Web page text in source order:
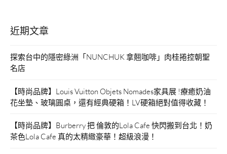
近期文章
探索台中的隱密綠洲「NUNCHUK 拿翹咖啡」肉桂捲控朝聖
名店
【時尚品牌】Louis Vuitton Objets Nomades家具展 !療癒奶油
花坐墊、玻璃圓桌，還有經典硬箱！LV硬箱絕對值得收藏！
【時尚品牌】Burberry 把 倫敦的Lola Cafe 快閃搬到台北！奶
茶色Lola Cafe 真的太精緻豪華！超級浪漫！